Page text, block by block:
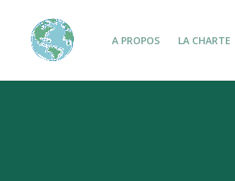
A PROPOS LA CHARTE